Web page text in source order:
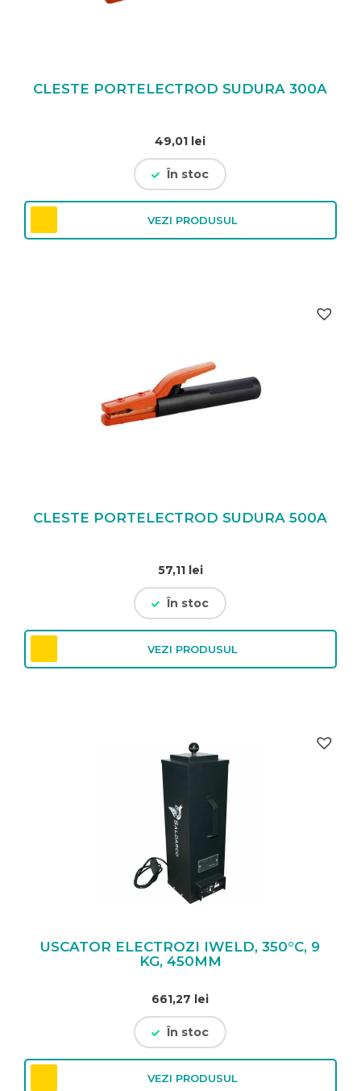
CLESTE PORTELECTROD SUDURA 300A
49,01 lei
În stoc
VEZI PRODUSUL
CLESTE PORTELECTROD SUDURA 500A
57,11 lei
În stoc
VEZI PRODUSUL
USCATOR ELECTROZI IWELD, 350°C, 9
KG, 450MM
661,27 lei
În stoc
VEZI PRODUSUL